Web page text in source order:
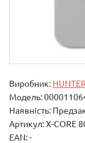
Виробник: HUNTER
Модель:
Наявність:
Артикул: X-CORE
EAN: -